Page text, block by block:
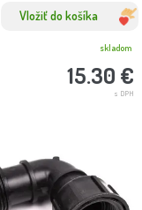
Vložiť do košíka
15.30 €
s DPH
skladom